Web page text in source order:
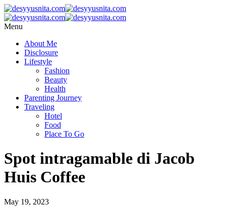
Menu
About Me
Disclosure
Lifestyle
Fashion
Beauty
Health
Parenting Journey
Traveling
Hotel
Food
Place To Go
Spot intragamable di Jacob
Huis Coffee
May 19, 2023